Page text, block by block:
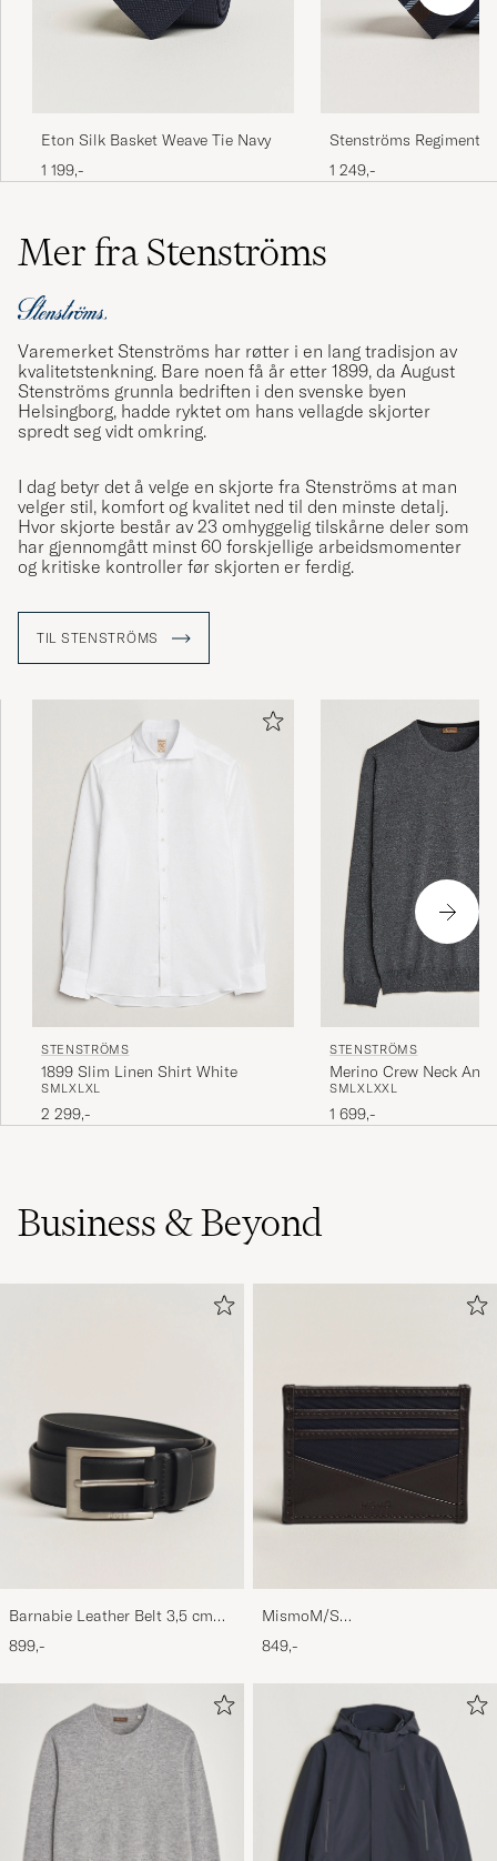
Eton Silk Basket Weave Tie Navy
1 199,-
Stenströms
Tie 7,5cm Navy
1 249,-
Mer fra Stenströms
Varemerket Stenströms har røtter i en lang tradisjon av
kvalitetstenkning. Bare noen få år etter 1899, da August
Stenströms grunnla bedriften i den svenske byen
Helsingborg, hadde ryktet om hans vellagde skjorter
spredt seg vidt omkring.
I dag betyr det å velge en skjorte fra Stenströms at man
velger stil, komfort og kvalitet ned til den minste detalj.
Hvor skjorte består av 23 omhyggelig tilskårne deler som
har gjennomgått minst 60 forskjellige arbeidsmomenter
og kritiske kontroller før skjorten er ferdig.
TIL STENSTRÖMS
STENSTRÖMS
1899 Slim Linen Shirt White
SMLXL XL
2 299,-
STENSTRÖMS
Merino Crew Neck
SMLXL XXL
1 699,-
Business & Beyond
Barnabie Leather Belt 3,5 cm
Black
899,-
MismoM/S
CardholderNavy/Dark Brown
849,-